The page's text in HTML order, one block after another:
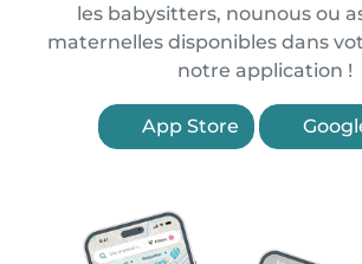
les babysitters, nounous ou
maternelles disponibles dans
notre application !
App Store